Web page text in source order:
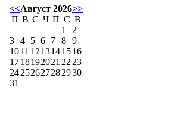
<<Август 2026>>
П В С Ч П С В
1
2
3 4 5 6 7 8 9
1011 1213141516
1718192021 22 23
24252627282930
31